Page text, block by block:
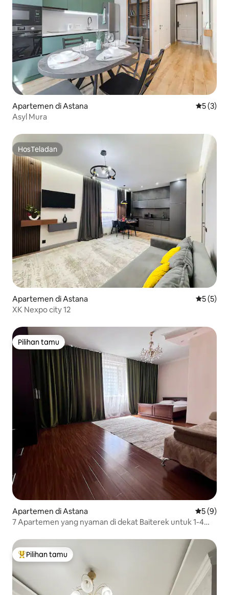
Apartemen di Astana Nilai
5 (3)
Asyl Mura
HosTeladan
HosTeladan
Apartemen di Astana Nilai
5 (5)
ХК Nexpo city 12
Pilihan tamu
Pilihan tamu
Apartemen di Astana Nilai
5 (9)
7 Apartemen yang nyaman di dekat Baiterek untuk 1-4
Pilihan tamu terpopuler
Pilihan tamu